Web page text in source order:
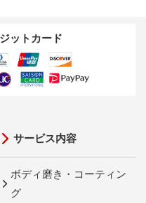
ットカード
サービス内容
ボディ磨き・コーティン
グ